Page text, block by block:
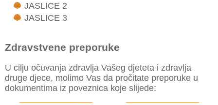
JASLICE 2
JASLICE 3
Zdravstvene preporuke
U cilju očuvanja zdravlja Vašeg djeteta i zdravlja
druge djece, molimo Vas da pročitate preporuke u
dokumentima iz poveznica koje slijede: